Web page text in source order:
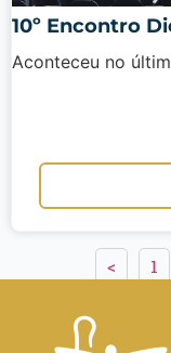
10º Encontro
Aconteceu no
< 1